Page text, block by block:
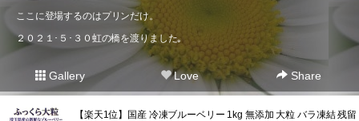
ここに登場するのはプリンだけ。
２０２１･５･３０虹の橋を渡りました｡
Gallery Love Share
【楽天1位】国産 冷凍ブルーベリー 1kg 無添加 大粒 バラ凍結 残留